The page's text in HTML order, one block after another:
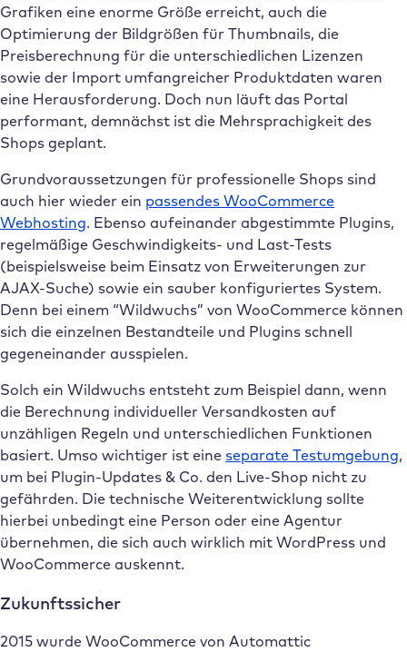
Grafiken eine enorme Größe erreicht, auch die
Optimierung der Bildgrößen für Thumbnails, die
Preisberechnung für die unterschiedlichen Lizenzen
sowie der Import umfangreicher Produktdaten waren
eine Herausforderung. Doch nun läuft das Portal
performant, demnächst ist die Mehrsprachigkeit des
Shops geplant.
Grundvoraussetzungen für professionelle Shops sind
auch hier wieder ein passendes WooCommerce
Webhosting. Ebenso aufeinander abgestimmte Plugins,
regelmäßige Geschwindigkeits- und Last-Tests
(beispielsweise beim Einsatz von Erweiterungen zur
AJAX-Suche) sowie ein sauber konfiguriertes System.
Denn bei einem “Wildwuchs” von WooCommerce können
sich die einzelnen Bestandteile und Plugins schnell
gegeneinander ausspielen.
Solch ein Wildwuchs entsteht zum Beispiel dann, wenn
die Berechnung individueller Versandkosten auf
unzähligen Regeln und unterschiedlichen Funktionen
basiert. Umso wichtiger ist eine separate Testumgebung,
um bei Plugin-Updates & Co. den Live-Shop nicht zu
gefährden. Die technische Weiterentwicklung sollte
hierbei unbedingt eine Person oder eine Agentur
übernehmen, die sich auch wirklich mit WordPress und
WooCommerce auskennt.
Zukunftssicher
2015 wurde WooCommerce von Automattic